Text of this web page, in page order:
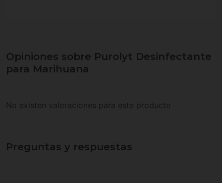
Opiniones sobre Purolyt Desinfectante
para Marihuana
No existen valoraciones para este producto
Preguntas y respuestas